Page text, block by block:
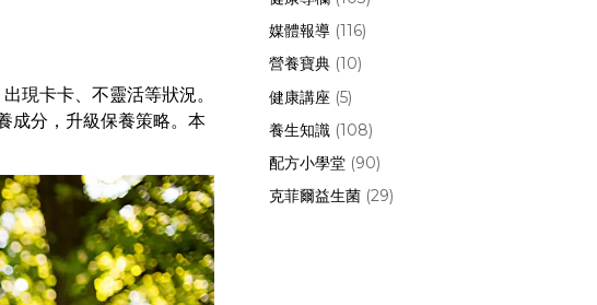
現卡卡、不靈活等狀況。
成分，升級保養策略。本
媒體報導 (116)
營養寶典 (10)
健康講座 (5)
養生知識 (108)
配方小學堂 (90)
克菲爾益生菌 (29)